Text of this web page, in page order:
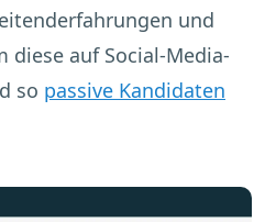
und
diese auf Social-Media-
so passive Kandidaten